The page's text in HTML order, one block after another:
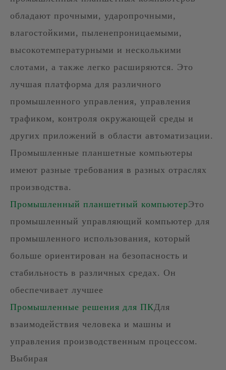
обладают прочными, ударопрочными,
влагостойкими, пыленепроницаемыми,
высокотемпературными и несколькими
слотами, а также легко расширяются. Это
лучшая платформа для различного
промышленного управления, управления
трафиком, контроля окружающей среды и
других приложений в области автоматизации.
Промышленные планшетные компьютеры
имеют разные требования в разных отраслях
производства.
Промышленный планшетный компьютерЭто
промышленный управляющий компьютер для
промышленного использования, который
больше ориентирован на безопасность и
стабильность в различных средах. Он
обеспечивает лучшее
Промышленные решения для ПКДля
взаимодействия человека и машны и
управления производственным процессом.
Выбирая